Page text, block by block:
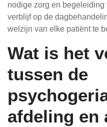
nodige zorg en
verblijf op de
welzijn van elke patiënt te
Wat is het
tussen de
afdeling en